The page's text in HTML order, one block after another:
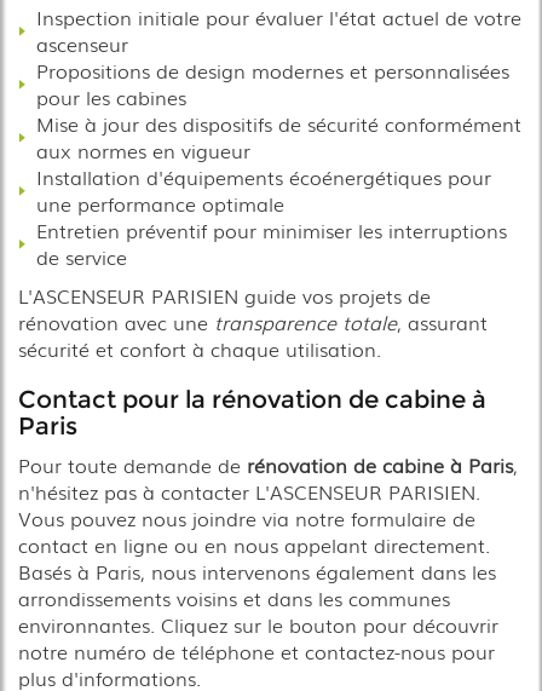
Inspection initiale pour évaluer l'état actuel de votre
ascenseur
Propositions de design modernes et personnalisées
pour les cabines
Mise à jour des dispositifs de sécurité conformément
aux normes en vigueur
Installation d'équipements écoénergétiques pour
une performance optimale
Entretien préventif pour minimiser les interruptions
de service
L'ASCENSEUR PARISIEN guide vos projets de
rénovation avec une transparence totale, assurant
sécurité et confort à chaque utilisation.
Contact pour la rénovation de cabine à
Paris
Pour toute demande de rénovation de cabine à Paris,
n'hésitez pas à contacter L'ASCENSEUR PARISIEN.
Vous pouvez nous joindre via notre formulaire de
contact en ligne ou en nous appelant directement.
Basés à Paris, nous intervenons également dans les
arrondissements voisins et dans les communes
environnantes. Cliquez sur le bouton pour découvrir
notre numéro de téléphone et contactez-nous pour
plus d'informations.